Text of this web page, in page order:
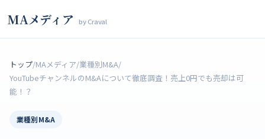
MAメディア by Craval
トップ/MAメディア/業種別M&A/
YouTubeチャンネルのM&Aについて徹底調査！売上0円でも売却は可
能！？
業種別M&A